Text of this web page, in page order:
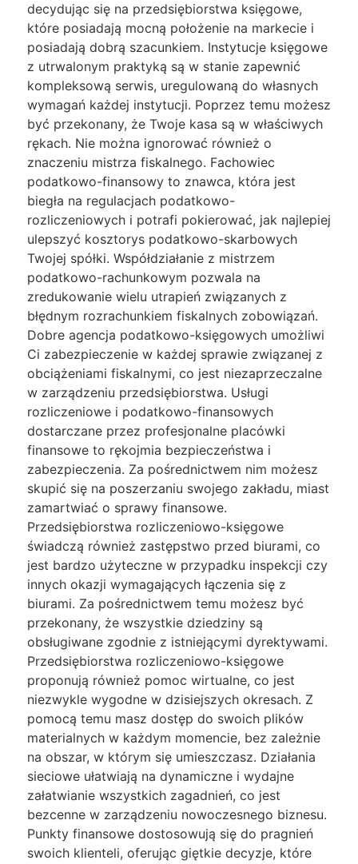
decydując się na przedsiębiorstwa księgowe,
które posiadają mocną położenie na markecie i
posiadają dobrą szacunkiem. Instytucje księgowe
z utrwalonym praktyką są w stanie zapewnić
kompleksową serwis, uregulowaną do własnych
wymagań każdej instytucji. Poprzez temu możesz
być przekonany, że Twoje kasa są w właściwych
rękach. Nie można ignorować również o
znaczeniu mistrza fiskalnego. Fachowiec
podatkowo-finansowy to znawca, która jest
biegła na regulacjach podatkowo-
rozliczeniowych i potrafi pokierować, jak najlepiej
ulepszyć kosztorys podatkowo-skarbowych
Twojej spółki. Współdziałanie z mistrzem
podatkowo-rachunkowym pozwala na
zredukowanie wielu utrapień związanych z
błędnym rozrachunkiem fiskalnych zobowiązań.
Dobre agencja podatkowo-księgowych umożliwi
Ci zabezpieczenie w każdej sprawie związanej z
obciążeniami fiskalnymi, co jest niezaprzeczalne
w zarządzeniu przedsiębiorstwa. Usługi
rozliczeniowe i podatkowo-finansowych
dostarczane przez profesjonalne placówki
finansowe to rękojmia bezpieczeństwa i
zabezpieczenia. Za pośrednictwem nim możesz
skupić się na poszerzaniu swojego zakładu, miast
zamartwiać o sprawy finansowe.
Przedsiębiorstwa rozliczeniowo-księgowe
świadczą również zastępstwo przed biurami, co
jest bardzo użyteczne w przypadku inspekcji czy
innych okazji wymagających łączenia się z
biurami. Za pośrednictwem temu możesz być
przekonany, że wszystkie dziedziny są
obsługiwane zgodnie z istniejącymi dyrektywami.
Przedsiębiorstwa rozliczeniowo-księgowe
proponują również pomoc wirtualne, co jest
niezwykle wygodne w dzisiejszych okresach. Z
pomocą temu masz dostęp do swoich plików
materialnych w każdym momencie, bez zależnie
na obszar, w którym się umieszczasz. Działania
sieciowe ułatwiają na dynamiczne i wydajne
załatwianie wszystkich zagadnień, co jest
bezcenne w zarządzeniu nowoczesnego biznesu.
Punkty finansowe dostosowują się do pragnień
swoich klienteli, oferując giętkie decyzje, które